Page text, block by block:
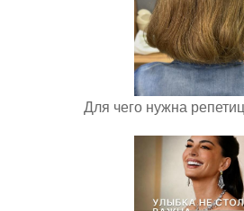
Для чего нужна